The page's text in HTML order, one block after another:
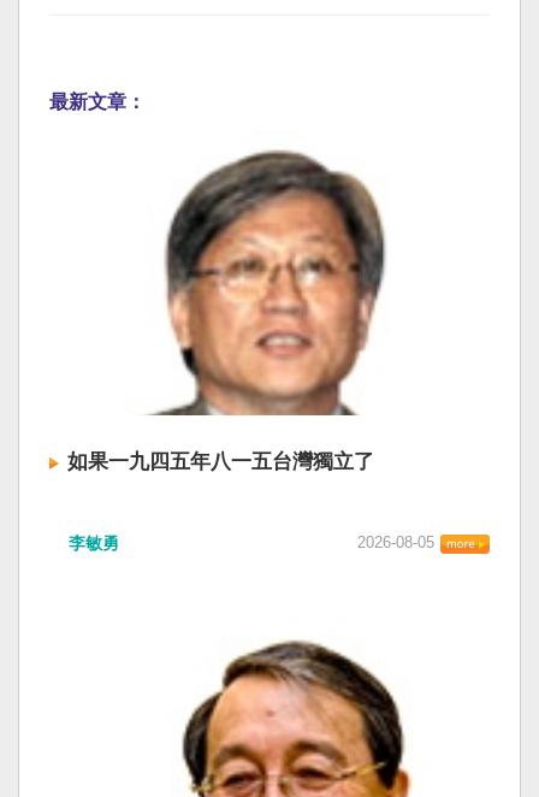
最新文章：
如果一九四五年八一五台灣獨立了
李敏勇 2026-08-05